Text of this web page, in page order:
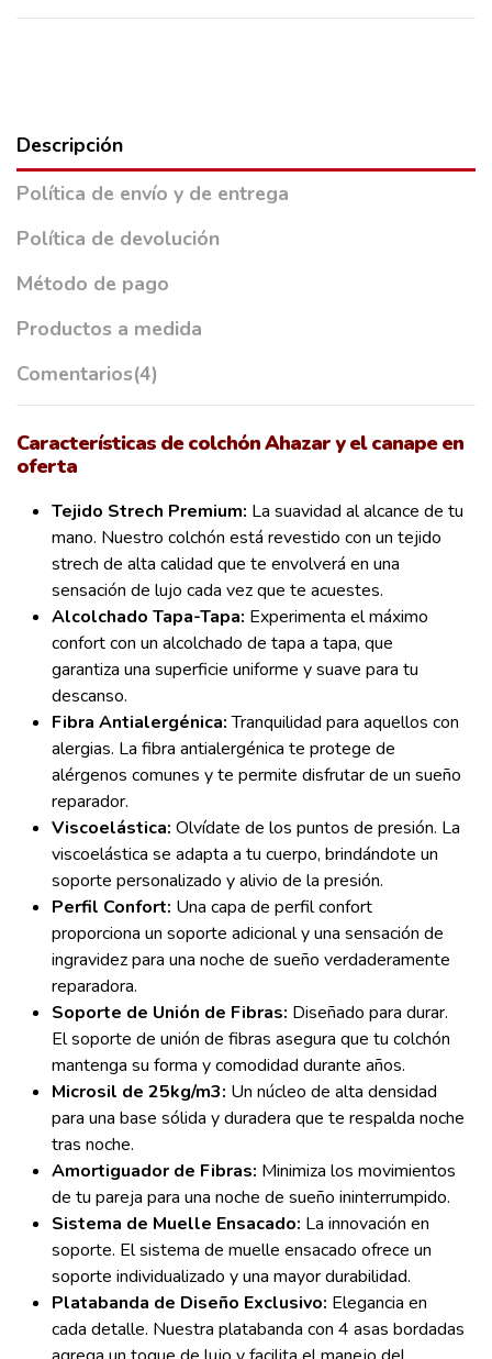
Descripción
Política de envío y de entrega
Política de devolución
Método de pago
Productos a medida
Comentarios(4)
Características de colchón Ahazar y el canape en
oferta
Tejido Strech Premium: La suavidad al alcance de tu
mano. Nuestro colchón está revestido con un tejido
strech de alta calidad que te envolverá en una
sensación de lujo cada vez que te acuestes.
Alcolchado Tapa-Tapa: Experimenta el máximo
confort con un alcolchado de tapa a tapa, que
garantiza una superficie uniforme y suave para tu
descanso.
Fibra Antialergénica:Tranquilidad para aquellos con
alergias. La fibra antialergénica te protege de
alérgenos comunes y te permite disfrutar de un sueño
reparador.
Viscoelástica: Olvídate de los puntos de presión. La
viscoelástica se adapta a tu cuerpo, brindándote un
soporte personalizado y alivio de la presión.
Perfil Confort: Una capa de perfil confort
proporciona un soporte adicional y una sensación de
ingravidez para una noche de sueño verdaderamente
reparadora.
Soporte de Unión de Fibras: Diseñado para durar.
El soporte de unión de fibras asegura que tu colchón
mantenga su forma y comodidad durante años.
Microsil de 25kg/m3: Un núcleo de alta densidad
para una base sólida y duradera que te respalda noche
tras noche.
Amortiguador de Fibras: Minimiza los movimientos
de tu pareja para una noche de sueño ininterrumpido.
Sistema de Muelle Ensacado: La innovación en
soporte. El sistema de muelle ensacado ofrece un
soporte individualizado y una mayor durabilidad.
Platabanda de Diseño Exclusivo: Elegancia en
cada detalle. Nuestra platabanda con 4 asas bordadas